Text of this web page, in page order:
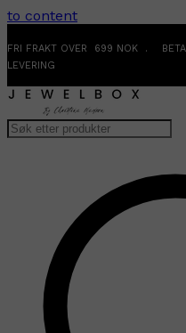
to content
FRI FRAKT OVER 699 NOK .
LEVERING